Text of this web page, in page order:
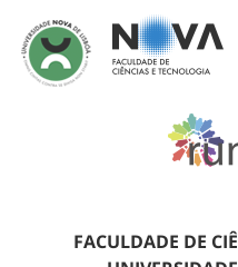
FACULDADE DE